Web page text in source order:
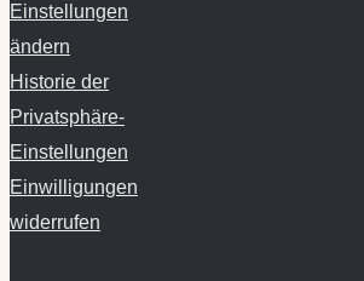
Einstellungen
ändern
Historie der
Privatsphäre-
Einstellungen
Einwilligungen
widerrufen